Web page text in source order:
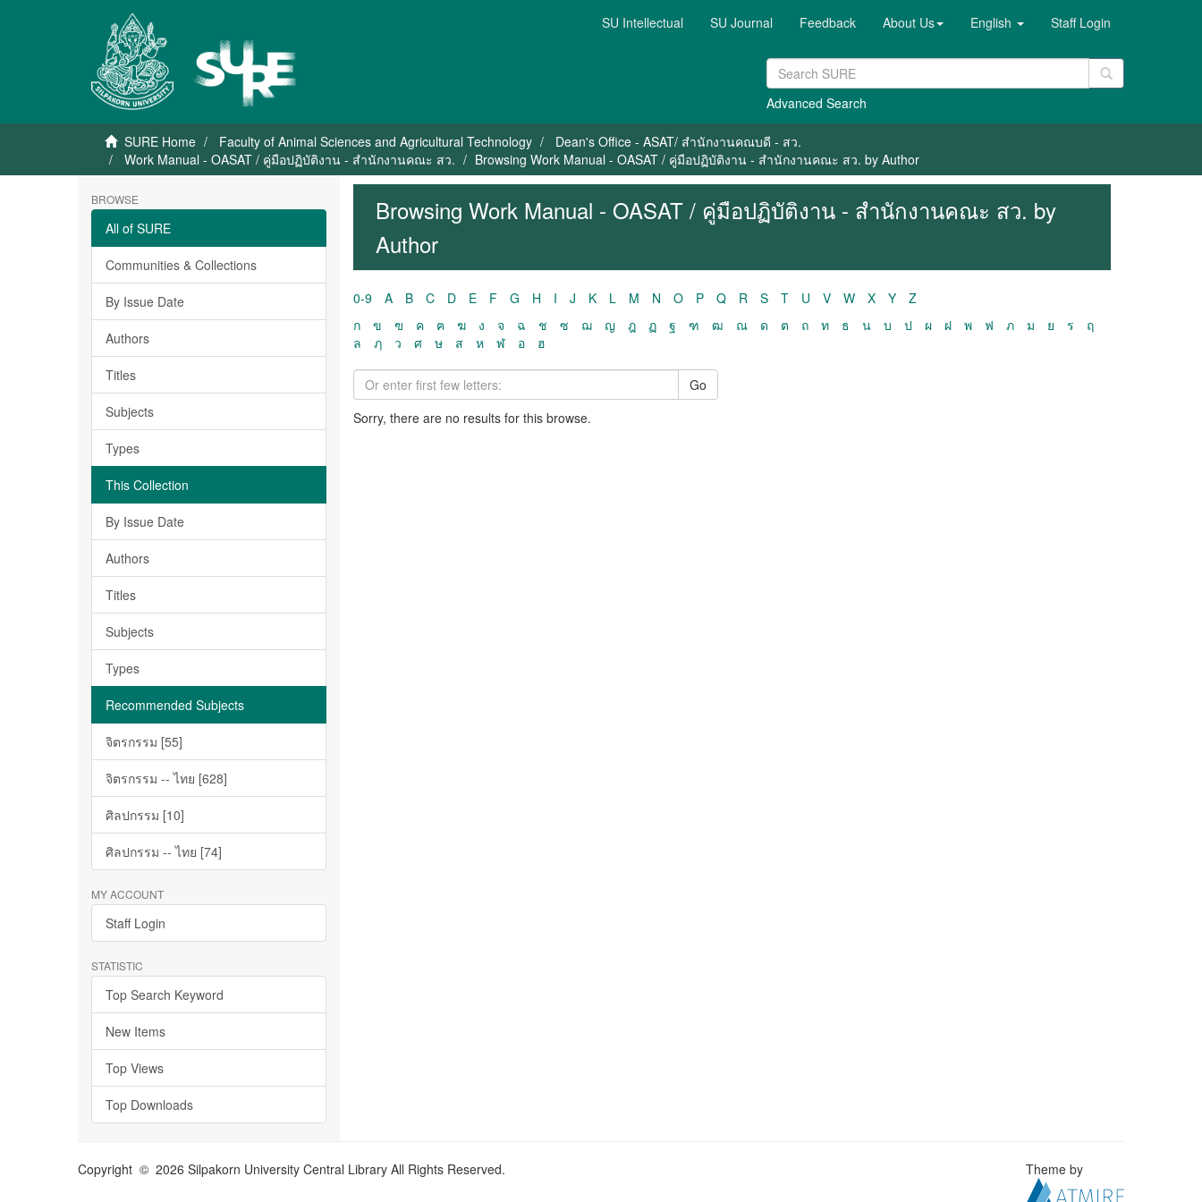
SU Intellectual SU Journal Feedback About Us English Staff Login
Advanced Search
SURE Home Faculty of Animal Sciences and Agricultural Technology
Dean's Office - ASAT/ สำนักงานคณบดี - สว.
Work Manual - OASAT / คู่มือปฏิบัติงาน - สำนักงานคณะ สว.
Browsing Work Manual - OASAT / คู่มือปฏิบัติงาน - สำนักงานคณะ สว. by Author
BROWSE
All of SURE
Communities & Collections
By Issue Date
Authors
Titles
Subjects
Types
This Collection
By Issue Date
Authors
Titles
Subjects
Types
Recommended Subjects
จิตรกรรม [55]
จิตรกรรม -- ไทย [628]
ศิลปกรรม [10]
ศิลปกรรม -- ไทย [74]
MY ACCOUNT
Staff Login
STATISTIC
Top Search Keyword
New Items
Top Views
Top Downloads
Browsing Work Manual - OASAT / คู่มือปฏิบัติงาน - สำนักงานคณะ สว. by
Author
0-9 A B C D E F G H I J K L M N O P Q R S T U V W X Y
Z
ก
ข ฃ ค ฅ ฆ ง จ ฉ ช ซ ฌ ญ ฎ ฏ ฐ ฑ ฒ ณ ด ต ถ ท ธ น บ ป ผ ฝ พ ฟ ภ ม ย ร
ฤ
ล
ฦ ว ศ ษ ส ห ฬ อ ฮ
Go
Sorry, there are no results for this browse.
Copyright © 2026 Silpakorn University Central Library All Rights Reserved. Theme by